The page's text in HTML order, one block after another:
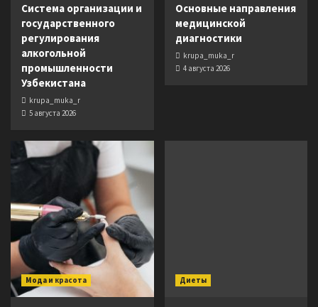
Система организации и
государственного
регулирования
алкогольной
промышленности
Узбекистана
krupa_muka_r
5 августа 2026
Основные направления
медицинской
диагностики
krupa_muka_r
4 августа 2026
Мода и красота Диеты